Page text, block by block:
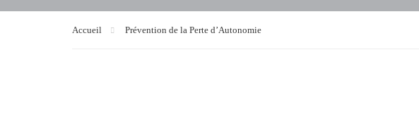
Accueil Prévention de la Perte d’Autonomie